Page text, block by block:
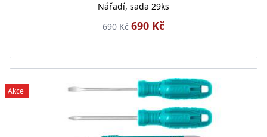
Nářadí, sada 29ks
690 Kč690 Kč
Akce